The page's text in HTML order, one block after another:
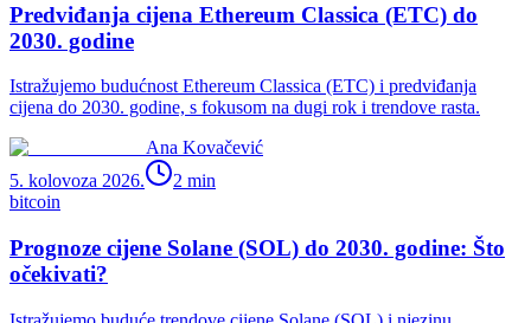
Predviđanja cijena Ethereum Classica (ETC) do
2030. godine
Istražujemo budućnost Ethereum Classica (ETC) i predviđanja
cijena do 2030. godine, s fokusom na dugi rok i trendove rasta.
Ana Kovačević
5. kolovoza 2026.
2 min
bitcoin
Prognoze cijene Solane (SOL) do 2030. godine: Što
očekivati?